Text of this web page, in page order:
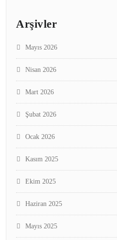
Arşivler
Mayıs 2026
Nisan 2026
Mart 2026
Şubat 2026
Ocak 2026
Kasım 2025
Ekim 2025
Haziran 2025
Mayıs 2025